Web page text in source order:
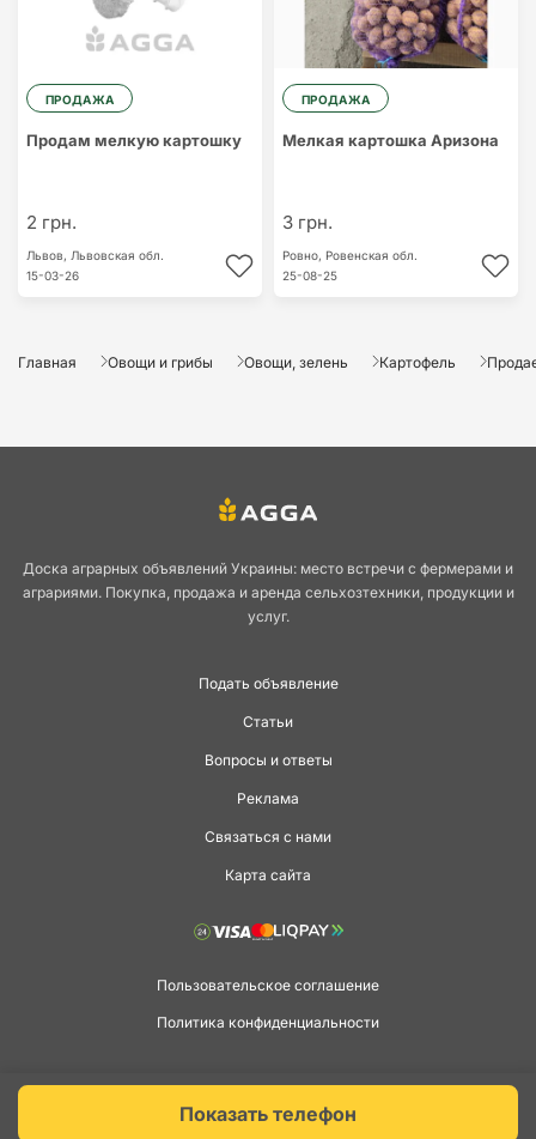
Показать телефон
ПРОДАЖА
Продам мелкую картошку
2 грн.
Львов, Львовская обл.
15-03-26
ПРОДАЖА
Мелкая картошка Аризона
3 грн.
Ровно, Ровенская обл.
25-08-25
Главная Овощи и грибы Овощи, зелень Картофель
Доска аграрных объявлений Украины: место встречи с фермерами и
аграриями. Покупка, продажа и аренда сельхозтехники, продукции и
услуг.
Подать объявление
Статьи
Вопросы и ответы
Реклама
Связаться с нами
Карта сайта
Пользовательское соглашение
Политика конфиденциальности